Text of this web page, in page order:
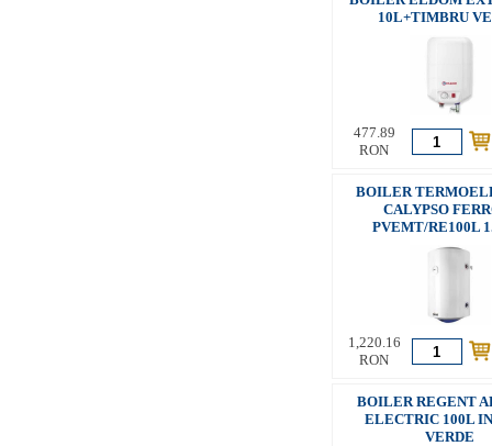
10L+TIMBRU
477.89
RON
BOILER
CALYPSO
PVEMT/RE100L
1,220.16
RON
BOILER REGENT
ELECTRIC 100L
VERDE